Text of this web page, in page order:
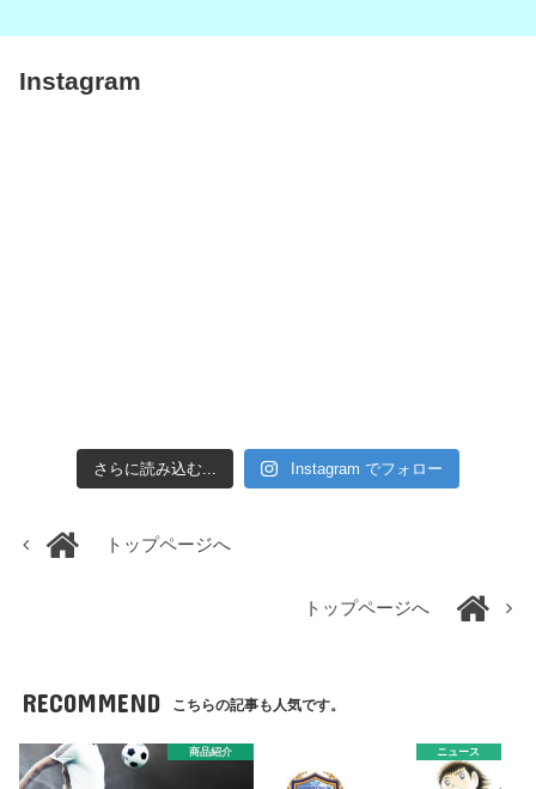
Instagram
さらに読み込む... Instagram でフォロー
トップページへ
トップページへ
RECOMMEND こちらの記事も人気です。
商品紹介 ニュース